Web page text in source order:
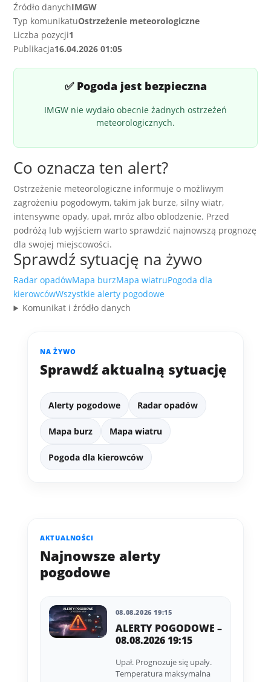
Źródło danychIMGW
Typ komunikatuOstrzeżenie meteorologiczne
Liczba pozycji1
Publikacja16.04.2026 01:05
✅ Pogoda jest bezpieczna
IMGW nie wydało obecnie żadnych ostrzeżeń
meteorologicznych.
Co oznacza ten alert?
Ostrzeżenie meteorologiczne informuje o możliwym
zagrożeniu pogodowym, takim jak burze, silny wiatr,
intensywne opady, upał, mróz albo oblodzenie. Przed
podróżą lub wyjściem warto sprawdzić najnowszą prognozę
dla swojej miejscowości.
Sprawdź sytuację na żywo
Radar opadówMapa burzMapa wiatruPogoda dla
kierowcówWszystkie alerty pogodowe
Komunikat i źródło danych
NA ŻYWO
Sprawdź aktualną sytuację
Alerty pogodowe Radar opadów
Mapa burz Mapa wiatru
Pogoda dla kierowców
AKTUALNOŚCI
Najnowsze alerty
pogodowe
08.08.2026 19:15
ALERTY POGODOWE –
08.08.2026 19:15
Upał. Prognozuje się upały.
Temperatura maksymalna